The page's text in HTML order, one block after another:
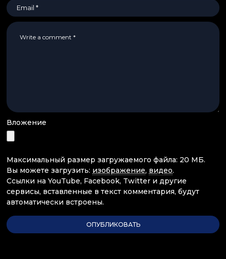
Вложение
Максимальный размер загружаемого файла: 20 МБ.
Вы можете загрузить: изображение, видео.
Ссылки на YouTube, Facebook, Twitter и другие
сервисы, вставленные в текст комментария, будут
автоматически встроены.